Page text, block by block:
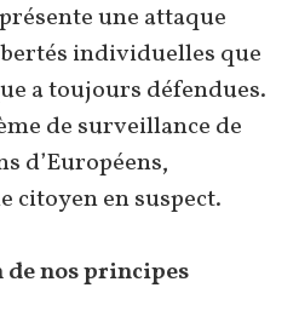
une attaque
individuelles que
a toujours défendues.
de surveillance de
d’Européens,
citoyen en suspect.
nos principes